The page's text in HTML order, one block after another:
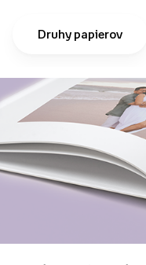
Druhy papierov